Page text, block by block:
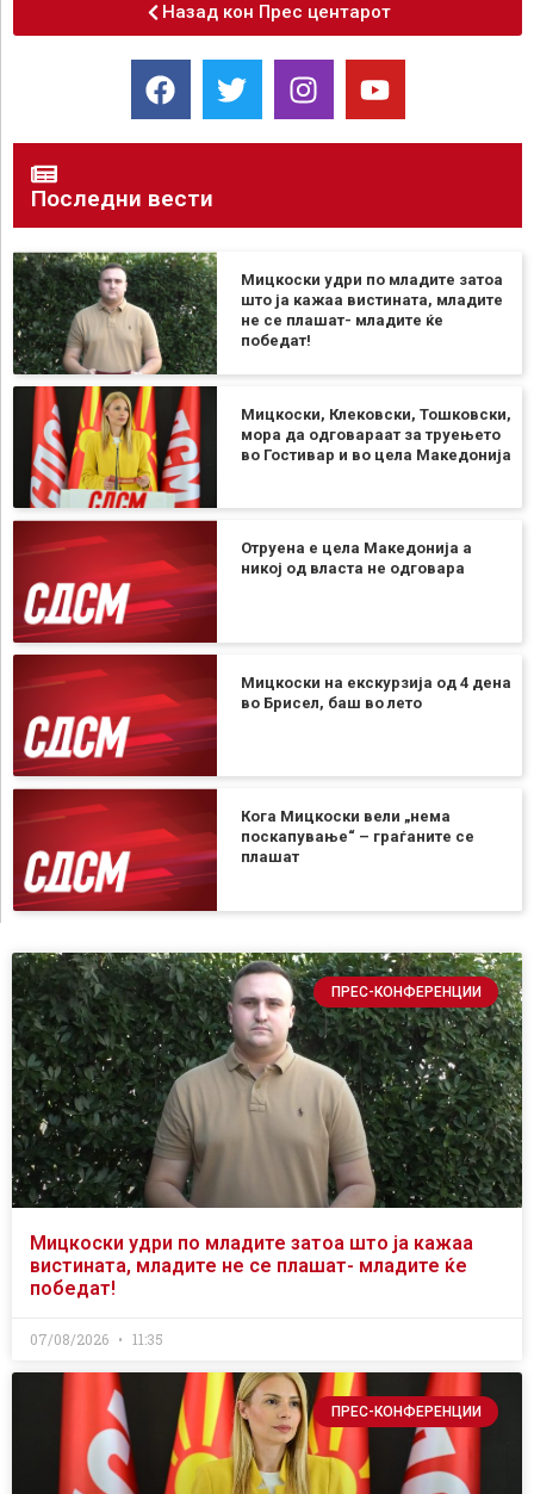
Назад кон Прес центарот
Последни вести
Мицкоски удри по младите затоа
што ја кажаа вистината, младите
не се плашат- младите ќе
победат!
Мицкоски, Клековски, Тошковски,
мора да одговараат за труењето
во Гостивар и во цела Македонија
Отруена е цела Македонија а
никој од власта не одговара
Мицкоски на екскурзија од 4 дена
во Брисел, баш во лето
Кога Мицкоски вели „нема
поскапување“ – граѓаните се
плашат
ПРЕС-КОНФЕРЕНЦИИ
Мицкоски удри по младите затоа што ја кажаа
вистината, младите не се плашат- младите ќе
победат!
07/08/2026 11:35
ПРЕС-КОНФЕРЕНЦИИ